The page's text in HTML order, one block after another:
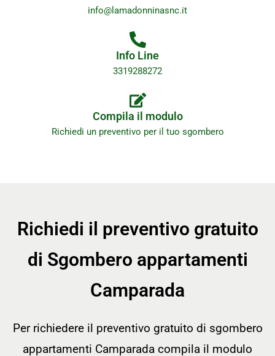
info@lamadonninasnc.it
Info Line
3319288272
Compila il modulo
Richiedi un preventivo per il tuo sgombero
Richiedi il preventivo gratuito
di Sgombero appartamenti
Camparada
Per richiedere il preventivo gratuito di sgombero
appartamenti Camparada compila il modulo